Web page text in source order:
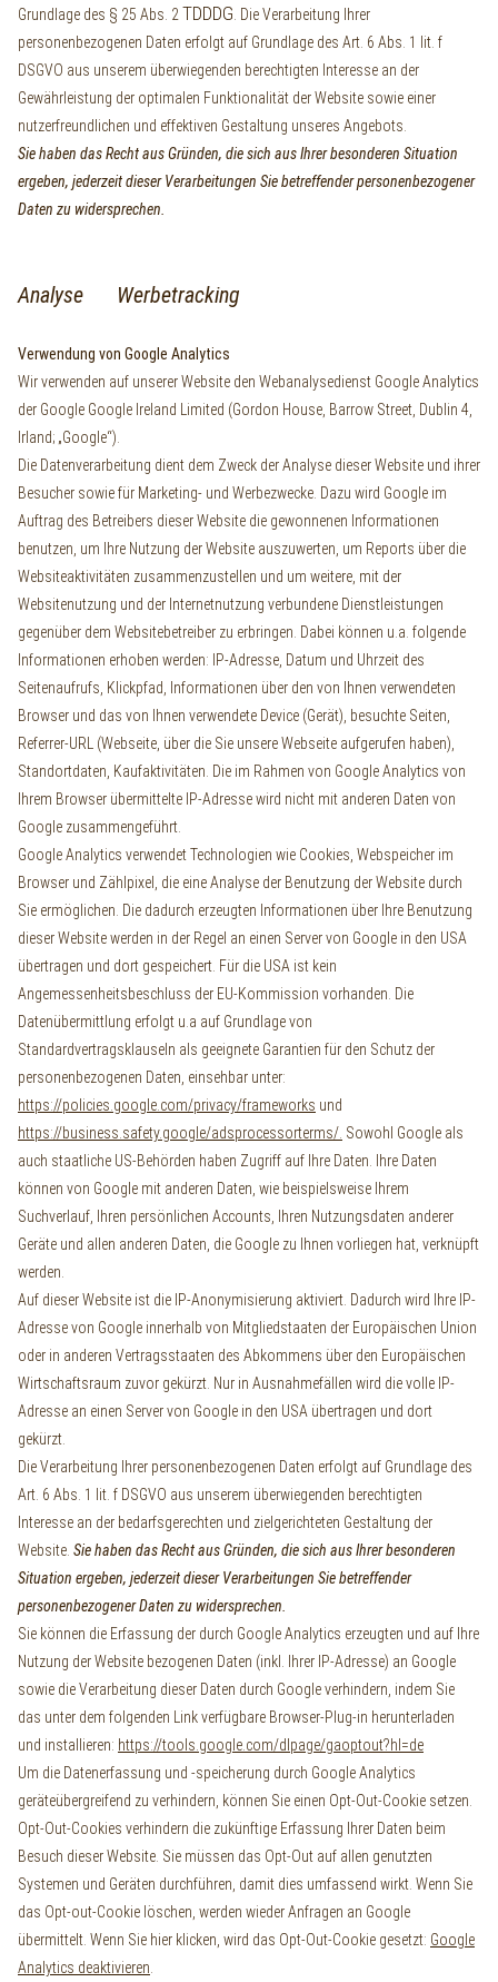
Grundlage des § 25 Abs. 2 TDDDG . Die Verarbeitung Ihrer
personenbezogenen Daten erfolgt auf Grundlage des Art. 6 Abs. 1 lit. f
DSGVO aus unserem überwiegenden berechtigten Interesse an der
Gewährleistung der optimalen Funktionalität der Website sowie einer
nutzerfreundlichen und effektiven Gestaltung unseres Angebots.
Sie haben das Recht aus Gründen, die sich aus Ihrer besonderen Situation
ergeben, jederzeit dieser Verarbeitungen Sie betreffender personenbezogener
Daten zu widersprechen.
Analyse Werbetracking
Verwendung von Google Analytics
Wir verwenden auf unserer Website den Webanalysedienst Google Analytics
der Google Google Ireland Limited (Gordon House, Barrow Street, Dublin 4,
Irland; „Google“).
Die Datenverarbeitung dient dem Zweck der Analyse dieser Website und ihrer
Besucher sowie für Marketing- und Werbezwecke. Dazu wird Google im
Auftrag des Betreibers dieser Website die gewonnenen Informationen
benutzen, um Ihre Nutzung der Website auszuwerten, um Reports über die
Websiteaktivitäten zusammenzustellen und um weitere, mit der
Websitenutzung und der Internetnutzung verbundene Dienstleistungen
gegenüber dem Websitebetreiber zu erbringen. Dabei können u.a. folgende
Informationen erhoben werden: IP-Adresse, Datum und Uhrzeit des
Seitenaufrufs, Klickpfad, Informationen über den von Ihnen verwendeten
Browser und das von Ihnen verwendete Device (Gerät), besuchte Seiten,
Referrer-URL (Webseite, über die Sie unsere Webseite aufgerufen haben),
Standortdaten, Kaufaktivitäten. Die im Rahmen von Google Analytics von
Ihrem Browser übermittelte IP-Adresse wird nicht mit anderen Daten von
Google zusammengeführt.
Google Analytics verwendet Technologien wie Cookies, Webspeicher im
Browser und Zählpixel, die eine Analyse der Benutzung der Website durch
Sie ermöglichen. Die dadurch erzeugten Informationen über Ihre Benutzung
dieser Website werden in der Regel an einen Server von Google in den USA
übertragen und dort gespeichert. Für die USA ist kein
Angemessenheitsbeschluss der EU-Kommission vorhanden. Die
Datenübermittlung erfolgt u.a auf Grundlage von
Standardvertragsklauseln als geeignete Garantien für den Schutz der
personenbezogenen Daten, einsehbar unter:
https://policies.google.com/privacy/frameworks und
https://business.safety.google/adsprocessorterms/. Sowohl Google als
auch staatliche US-Behörden haben Zugriff auf Ihre Daten. Ihre Daten
können von Google mit anderen Daten, wie beispielsweise Ihrem
Suchverlauf, Ihren persönlichen Accounts, Ihren Nutzungsdaten anderer
Geräte und allen anderen Daten, die Google zu Ihnen vorliegen hat, verknüpft
werden.
Auf dieser Website ist die IP-Anonymisierung aktiviert. Dadurch wird Ihre IP-
Adresse von Google innerhalb von Mitgliedstaaten der Europäischen Union
oder in anderen Vertragsstaaten des Abkommens über den Europäischen
Wirtschaftsraum zuvor gekürzt. Nur in Ausnahmefällen wird die volle IP-
Adresse an einen Server von Google in den USA übertragen und dort
gekürzt.
Die Verarbeitung Ihrer personenbezogenen Daten erfolgt auf Grundlage des
Art. 6 Abs. 1 lit. f DSGVO aus unserem überwiegenden berechtigten
Interesse an der bedarfsgerechten und zielgerichteten Gestaltung der
Website. Sie haben das Recht aus Gründen, die sich aus Ihrer besonderen
Situation ergeben, jederzeit dieser Verarbeitungen Sie betreffender
personenbezogener Daten zu widersprechen.
Sie können die Erfassung der durch Google Analytics erzeugten und auf Ihre
Nutzung der Website bezogenen Daten (inkl. Ihrer IP-Adresse) an Google
sowie die Verarbeitung dieser Daten durch Google verhindern, indem Sie
das unter dem folgenden Link verfügbare Browser-Plug-in herunterladen
und installieren: https://tools.google.com/dlpage/gaoptout?hl=de
Um die Datenerfassung und -speicherung durch Google Analytics
geräteübergreifend zu verhindern, können Sie einen Opt-Out-Cookie setzen.
Opt-Out-Cookies verhindern die zukünftige Erfassung Ihrer Daten beim
Besuch dieser Website. Sie müssen das Opt-Out auf allen genutzten
Systemen und Geräten durchführen, damit dies umfassend wirkt. Wenn Sie
das Opt-out-Cookie löschen, werden wieder Anfragen an Google
übermittelt. Wenn Sie hier klicken, wird das Opt-Out-Cookie gesetzt: Google
Analytics deaktivieren